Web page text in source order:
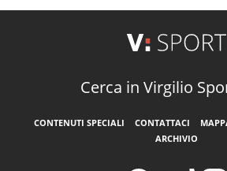
Cerca in Virgilio
CONTENUTI SPECIALI CONTATTACI
ARCHIVIO